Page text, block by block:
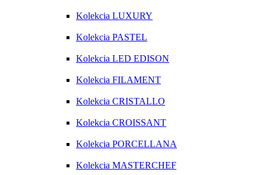
Kolekcia LUXURY
Kolekcia PASTEL
Kolekcia LED EDISON
Kolekcia FILAMENT
Kolekcia CRISTALLO
Kolekcia CROISSANT
Kolekcia PORCELLANA
Kolekcia MASTERCHEF